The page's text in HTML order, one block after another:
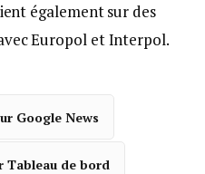
également sur des
Europol et Interpol.
Google News
Tableau de bord